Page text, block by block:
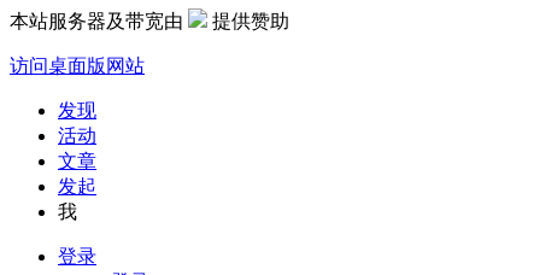
本站服务器及带宽由 提供赞助
访问桌面版网站
发现
活动
文章
发起
我
登录